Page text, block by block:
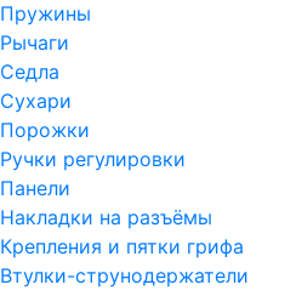
Пружины
Рычаги
Седла
Сухари
Порожки
Ручки регулировки
Панели
Накладки на разъёмы
Крепления и пятки грифа
Втулки-струнодержатели